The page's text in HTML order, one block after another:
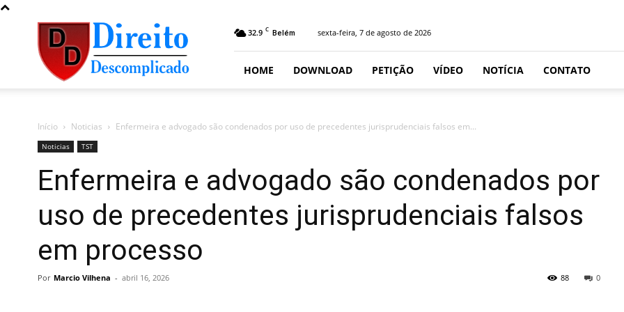
Direito
Descomplicado
32.9 C Belém sexta-feira, 7 de agosto de 2026
HOME DOWNLOAD PETIÇÃO VÍDEO NOTÍCIA CONTATO
Início Noticias Enfermeira e advogado são condenados por uso de precedentes jurisprudenciais falsos em...
Noticias TST
Enfermeira e advogado são condenados por
uso de precedentes jurisprudenciais falsos
em processo
Por Marcio Vilhena - abril 16, 2026 0
88